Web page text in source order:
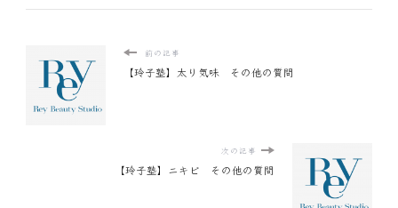
前の記事
【玲子塾】太り気味 その他の質問
次の記事
【玲子塾】ニキビ その他の質問